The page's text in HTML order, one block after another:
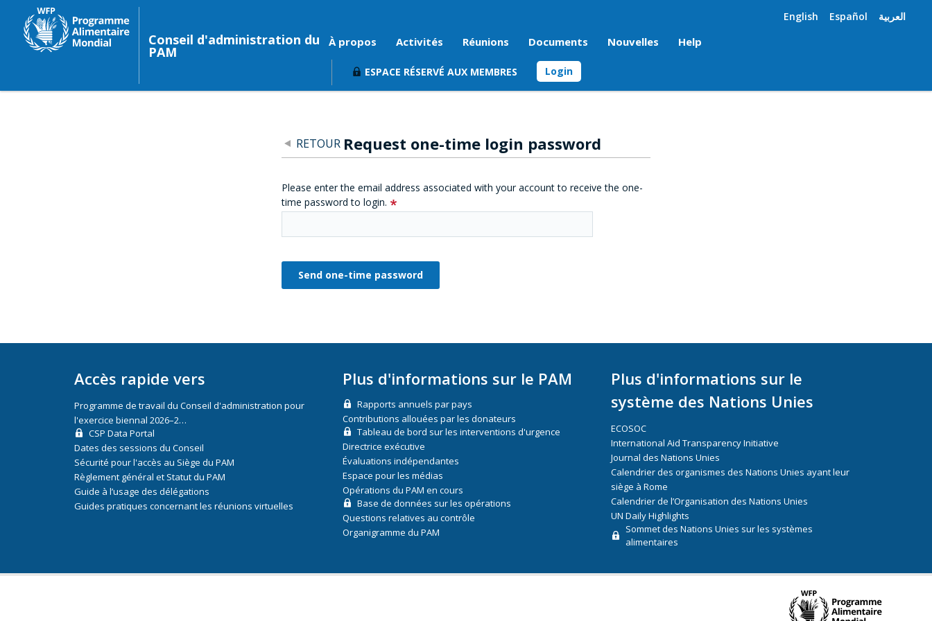
Conseil d'administration du
PAM
English Español العربية
À propos Activités Réunions Documents Nouvelles Help
ESPACE RÉSERVÉ AUX MEMBRES Login
RETOUR Request one-time login password
Please enter the email address associated with your account to receive the one-
time password to login.
Accès rapide vers
Programme de travail du Conseil d'administration pour
l'exercice biennal 2026–2…
CSP Data Portal
Dates des sessions du Conseil
Sécurité pour l'accès au Siège du PAM
Règlement général et Statut du PAM
Guide à l’usage des délégations
Guides pratiques concernant les réunions virtuelles
Plus d'informations sur le PAM
Rapports annuels par pays
Contributions allouées par les donateurs
Tableau de bord sur les interventions d'urgence
Directrice exécutive
Évaluations indépendantes
Espace pour les médias
Opérations du PAM en cours
Base de données sur les opérations
Questions relatives au contrôle
Organigramme du PAM
Plus d'informations sur le
système des Nations Unies
ECOSOC
International Aid Transparency Initiative
Journal des Nations Unies
Calendrier des organismes des Nations Unies ayant leur
siège à Rome
Calendrier de l’Organisation des Nations Unies
UN Daily Highlights
Sommet des Nations Unies sur les systèmes
alimentaires